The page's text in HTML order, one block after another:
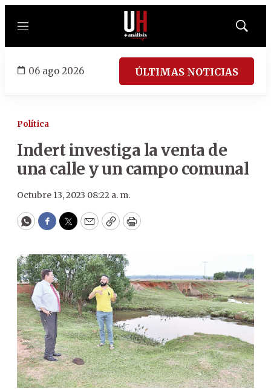
Menú
Mostrar
06 ago 2026 ÚLTIMAS NOTICIAS
Política
Indert investiga la venta de
una calle y un campo comunal
Octubre 13, 2023 08:22 a. m.
WhatsApp
Facebook
Twitter
EmailCopyPrint